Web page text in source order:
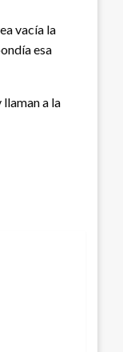
vacía la
esa
a la